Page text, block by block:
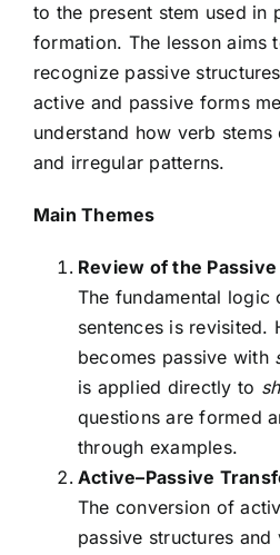
to the present stem used in
formation. The lesson aims
recognize passive
active and passive forms
understand how verb
and irregular patterns.
Main Themes
Review of the Passive
The fundamental logic
sentences is revisited.
becomes passive with
is applied directly to
questions are formed
through examples.
Active–Passive
The conversion of
passive structures and